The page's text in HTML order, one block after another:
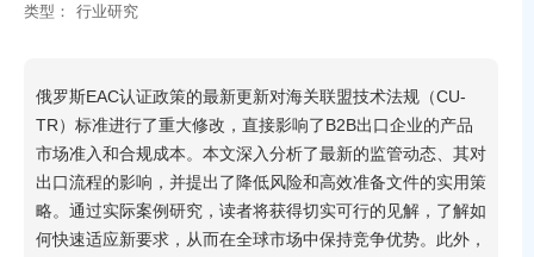
类型：
行业研究
俄罗斯EAC认证政策的最新更新对海关联盟技术法规（CU-
TR）标准进行了重大修改，直接影响了B2B出口企业的产品
市场准入和合规成本。本文深入分析了最新的监管动态、其对
出口流程的影响，并提出了降低风险和高效准备文件的实用策
略。通过实际案例研究，读者将获得切实可行的见解，了解如
何快速适应新要求，从而在全球市场中保持竞争优势。此外，